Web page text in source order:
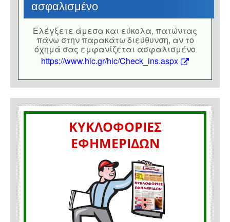
ασφαλισμένο
Eλέγξετε άμεσα και εύκολα, πατώντας
πάνω στην παρακάτω διεύθυνση, αν το
όχημά σας εμφανίζεται ασφαλισμένο
https://www.hic.gr/hic/Check_ins.aspx
ΚΥΚΛΟΦΟΡΙΕΣ
ΕΦΗΜΕΡΙΔΩΝ